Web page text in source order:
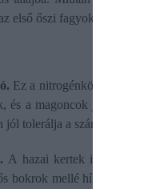
első őszi fagyok előtt kell
Ez a nitrogénkötő hüvelyes
és a magoncok jól bírják a
tolerálja a szárazságot.
A hazai kertek igazi C-
bokrok mellé hímivarú